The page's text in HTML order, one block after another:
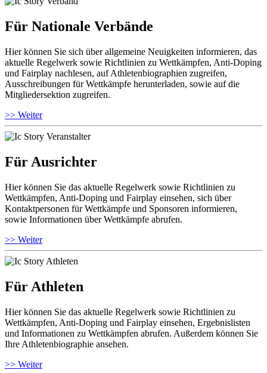
Für Nationale Verbände
Hier können Sie sich über allgemeine Neuigkeiten informieren, das
aktuelle Regelwerk sowie Richtlinien zu Wettkämpfen, Anti-Doping
und Fairplay nachlesen, auf Athletenbiographien zugreifen,
Ausschreibungen für Wettkämpfe herunterladen, sowie auf die
Mitgliedersektion zugreifen.
>> Weiter
Für Ausrichter
Hier können Sie das aktuelle Regelwerk sowie Richtlinien zu
Wettkämpfen, Anti-Doping und Fairplay einsehen, sich über
Kontaktpersonen für Wettkämpfe und Sponsoren informieren,
sowie Informationen über Wettkämpfe abrufen.
>> Weiter
Für Athleten
Hier können Sie das aktuelle Regelwerk sowie Richtlinien zu
Wettkämpfen, Anti-Doping und Fairplay einsehen, Ergebnislisten
und Informationen zu Wettkämpfen abrufen. Außerdem können Sie
Ihre Athletenbiographie ansehen.
>> Weiter